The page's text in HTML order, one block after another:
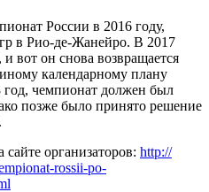
России в 2016 году,
в Рио-де-Жанейро. В 2017
вот он снова возвращается
календарному плану
год, чемпионат должен был
позже было принято решение
организаторов: http://
rossii-po-